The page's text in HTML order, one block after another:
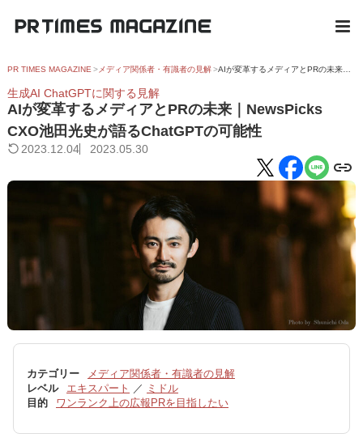
PR TIMES MAGAZINE メディア関係者・有識者の見解 AIが変革するメディアとPRの未来｜NewsPicks CXO池田光史が語るChatGPTの可能性
生成AI ChatGPTに関する見解
AIが変革するメディアとPRの未来｜NewsPicks
CXO池田光史が語るChatGPTの可能性
2023.12.04 2023.05.30
カテゴリー
メディア関係者・有識者の見解
レベル
エキスパート ／ ミドル
目的
ワンランク上の広報PRを目指したい